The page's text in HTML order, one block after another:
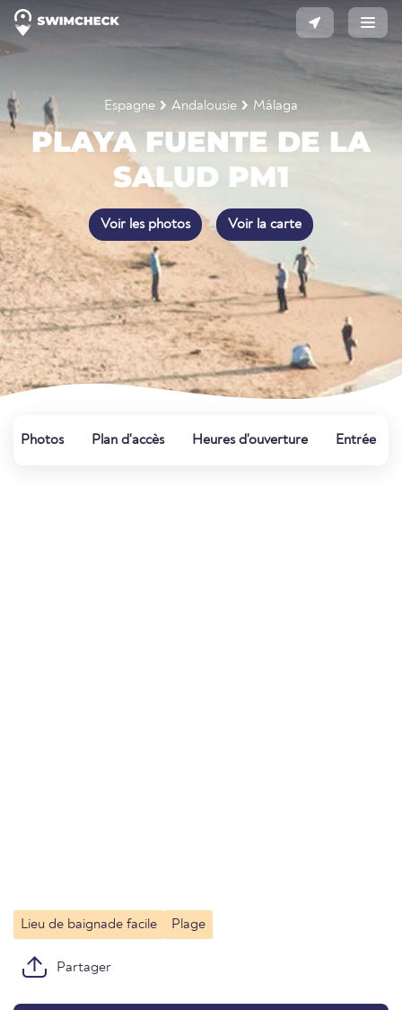
Espagne Andalousie Málaga
PLAYA FUENTE DE LA
SALUD PM1
Voir les photos Voir la carte
Photos Plan d'accès Heures d'ouverture Entrée
Lieu de baignade facile Plage
Partager